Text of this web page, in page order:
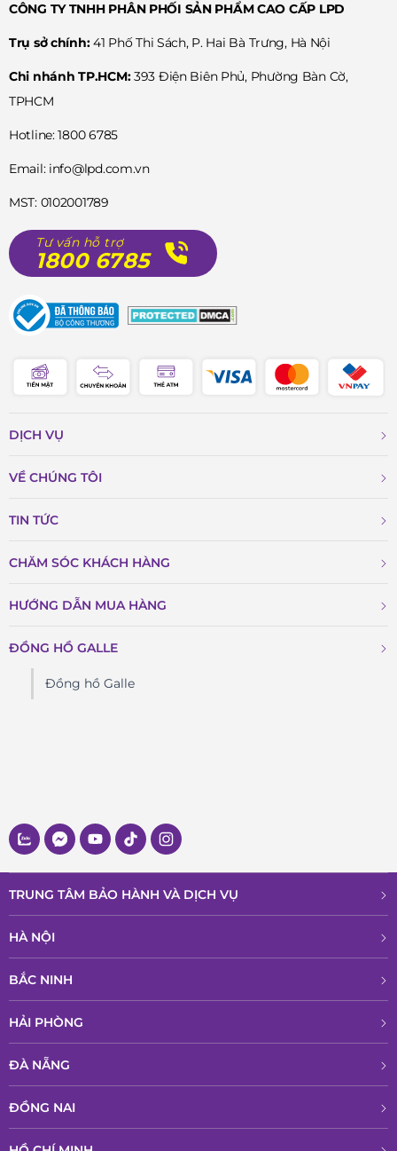
CÔNG TY TNHH PHÂN PHỐI SẢN PHẨM CAO CẤP LPD
Trụ sở chính:41 Phố Thi Sách, P. Hai Bà Trưng, Hà Nội
Chi nhánh TP.HCM:393 Điện Biên Phủ, Phường Bàn Cờ,
TPHCM
Hotline: 1800 6785
Email: info@lpd.com.vn
MST: 0102001789
Tư vấn hỗ trợ
1800 6785
DỊCH VỤ
VỀ CHÚNG TÔI
TIN TỨC
CHĂM SÓC KHÁCH HÀNG
HƯỚNG DẪN MUA HÀNG
ĐỒNG HỒ GALLE
Đồng hồ Galle
TRUNG TÂM BẢO HÀNH VÀ DỊCH VỤ
HÀ NỘI
BẮC NINH
HẢI PHÒNG
ĐÀ NẴNG
ĐỒNG NAI